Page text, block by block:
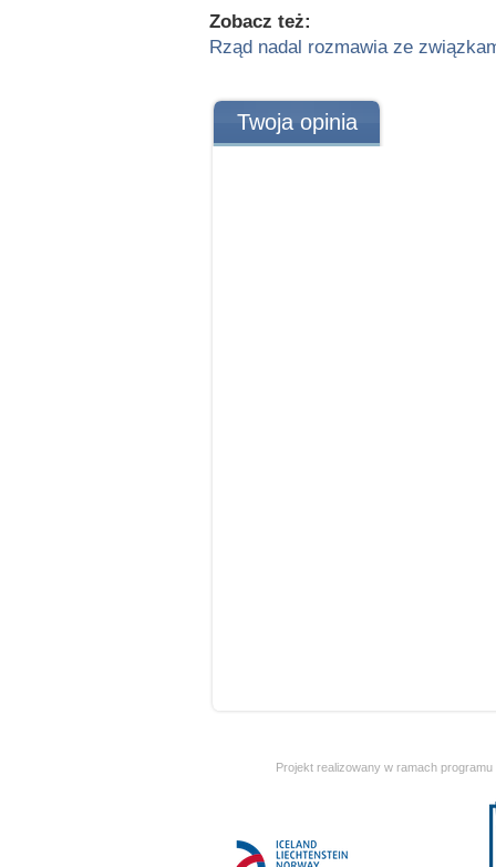
Zobacz też:
Rząd nadal rozmawia ze
Twoja opinia
Projekt realizowany w ramach